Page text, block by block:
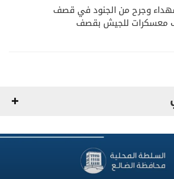
وجرح من الجنود في قصف
معسكرات للجيش بقصف